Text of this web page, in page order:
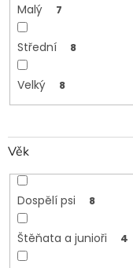
Malý 7
Střední 8
Velký 8
Věk
Dospělí psi 8
Štěňata a junioři 4